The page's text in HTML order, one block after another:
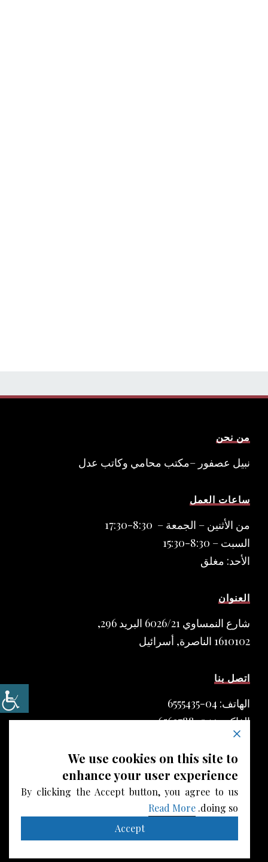
من نحن
نبيل عصفور –مكتب محامي وكاتب عدل
ساعات العمل
من الأثنين – الجمعة – 8:30-17:30
السبت – 8:30-15:30
الأحد: مغلق
العنوان
شارع النمساوي 6026/21 البريد 296,
1610102 الناصرة, أسرائيل
اتصل بنا
الهاتف: 04-6555435
الفاكس: 04-6562788
البريد الألكتروني:
Info@asfour-law.com
سياسة الخصوصية
We use cookies on this site to
enhance your user experience
By clicking the Accept button, you agree to us
doing so.
Read More
Accept